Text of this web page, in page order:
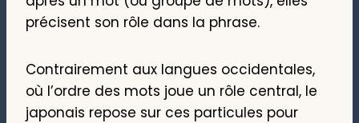
précisent son rôle dans la phrase.
Contrairement aux langues occidentales,
où l’ordre des mots joue un rôle central, le
japonais repose sur ces particules pour